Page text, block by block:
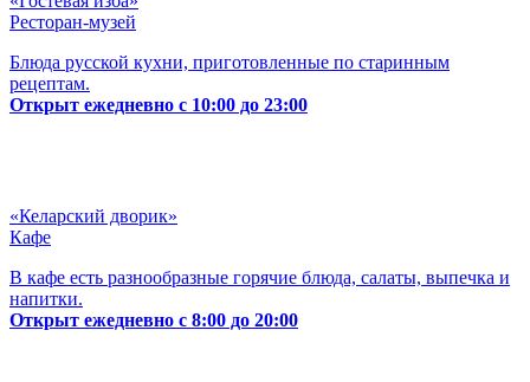
Ресторан-музей
Блюда русской кухни, приготовленные по старинным
рецептам.
Открыт ежедневно с 10:00 до 23:00
«Келарский дворик»
Кафе
В кафе есть разнообразные горячие блюда, салаты, выпечка и
напитки.
Открыт ежедневно с 8:00 до 20:00